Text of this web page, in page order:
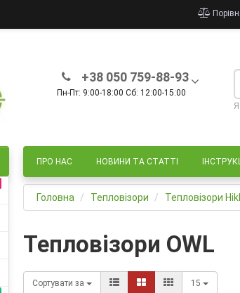
+38 050 759-88-93
Пн-Пт: 9:00-18:00 Сб: 12:00-15:00
ПРО НАС НОВИНИ ТА СТАТТІ
Головна Тепловізори Тепловізори
Тепловізори OWL
Сортувати за 15